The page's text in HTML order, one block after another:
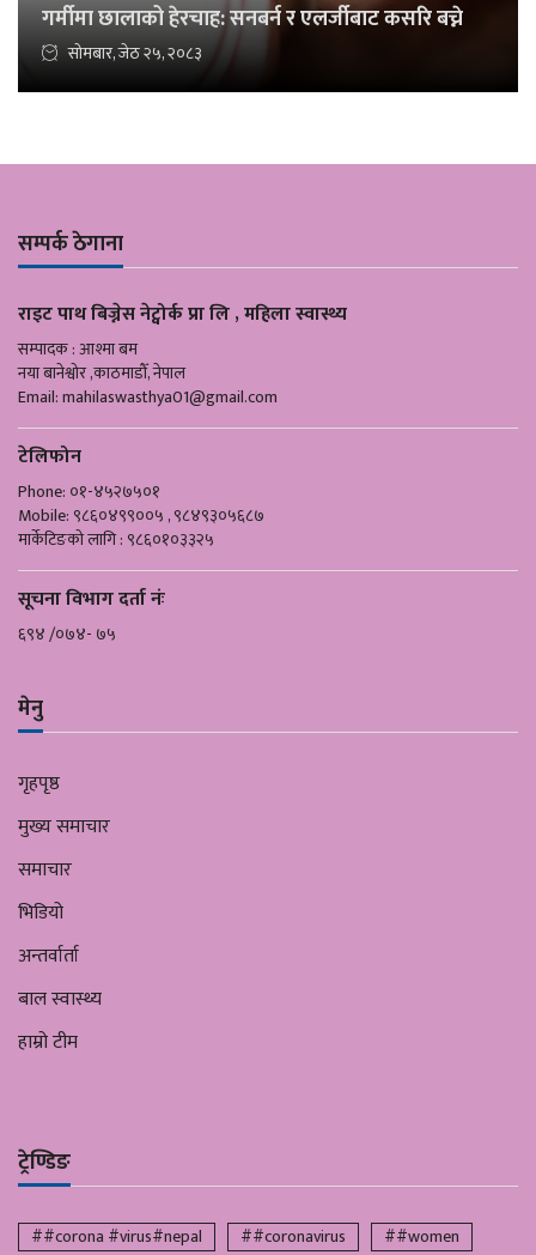
गर्मीमा छालाको हेरचाह: सनबर्न र एलर्जीबाट कसरि बच्ने
सोमबार, जेठ २५, २०८३
सम्पर्क ठेगाना
राइट पाथ बिज्नेस नेट्वोर्क प्रा लि , महिला स्वास्थ्य
सम्पादक : आश्मा बम
नया बानेश्वोर ,काठमाडौँ, नेपाल
Email:mahilaswasthya01@gmail.com
टेलिफोन
Phone: ०१-४५२७५०१
Mobile: ९८६०४९९००५ , ९८४९३०५६८७
मार्केटिङको लागि : ९८६०१०३३२५
सूचना विभाग दर्ता नंः
६९४ /०७४- ७५
मेनु
गृहपृष्ठ
मुख्य समाचार
समाचार
भिडियो
अन्तर्वार्ता
बाल स्वास्थ्य
हाम्रो टीम
ट्रेण्डिङ
##corona #virus#nepal ##coronavirus ##women